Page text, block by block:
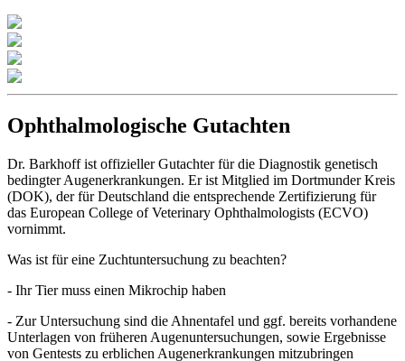
Ophthalmologische Gutachten
Dr. Barkhoff ist offizieller Gutachter für die Diagnostik genetisch
bedingter Augenerkrankungen. Er ist Mitglied im Dortmunder Kreis
(DOK), der für Deutschland die entsprechende Zertifizierung für
das European College of Veterinary Ophthalmologists (ECVO)
vornimmt.
Was ist für eine Zuchtuntersuchung zu beachten?
- Ihr Tier muss einen Mikrochip haben
- Zur Untersuchung sind die Ahnentafel und ggf. bereits vorhandene
Unterlagen von früheren Augenuntersuchungen, sowie Ergebnisse
von Gentests zu erblichen Augenerkrankungen mitzubringen